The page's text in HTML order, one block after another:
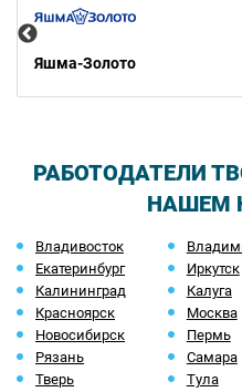
Яшма-Золото
РАБОТОДАТЕЛИ
НАШЕМ
Владивосток
Екатеринбург
Иркутск
Калининград
Калуга
Красноярск
Москва
Новосибирск
Пермь
Рязань
Самара
Тверь
Тула